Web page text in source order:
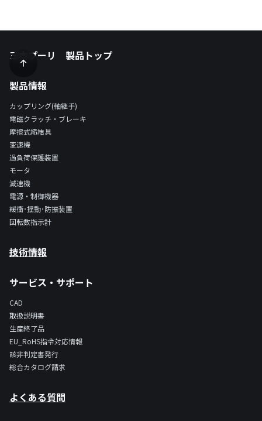
三木プーリ 製品トップ
製品情報
カップリング(軸継手)
電磁クラッチ・ブレーキ
摩擦式締結具
変速機
過負荷保護装置
モータ
減速機
電源・制御機器
緩衝･揺動･防振装置
回転数指示計
技術情報
サービス・サポート
CAD
取扱説明書
生産終了品
EU_RoHS指令対応情報
該非判定書発行
総合カタログ請求
よくある質問